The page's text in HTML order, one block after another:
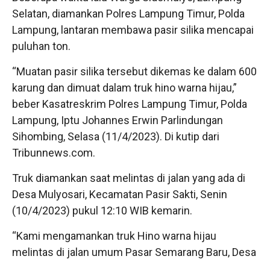
Selatan, diamankan Polres Lampung Timur, Polda
Lampung, lantaran membawa pasir silika mencapai
puluhan ton.
“Muatan pasir silika tersebut dikemas ke dalam 600
karung dan dimuat dalam truk hino warna hijau,”
beber Kasatreskrim Polres Lampung Timur, Polda
Lampung, Iptu Johannes Erwin Parlindungan
Sihombing, Selasa (11/4/2023). Di kutip dari
Tribunnews.com.
Truk diamankan saat melintas di jalan yang ada di
Desa Mulyosari, Kecamatan Pasir Sakti, Senin
(10/4/2023) pukul 12:10 WIB kemarin.
“Kami mengamankan truk Hino warna hijau
melintas di jalan umum Pasar Semarang Baru, Desa